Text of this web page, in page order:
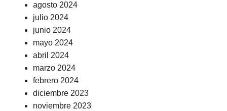
agosto 2024
julio 2024
junio 2024
mayo 2024
abril 2024
marzo 2024
febrero 2024
diciembre 2023
noviembre 2023